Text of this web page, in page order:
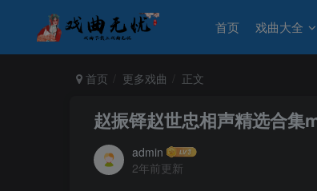
首页 戏曲大全
首页 更多戏曲 正文
赵振铎赵世忠相声精选合集
admin
2年前更新